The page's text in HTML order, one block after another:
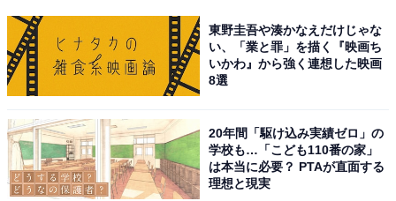
東野圭吾や湊かなえだけじゃな
い、「業と罪」を描く『映画ち
いかわ』から強く連想した映画
8選
20年間「駆け込み実績ゼロ」の
学校も…「こども110番の家」
は本当に必要？ PTAが直面する
理想と現実